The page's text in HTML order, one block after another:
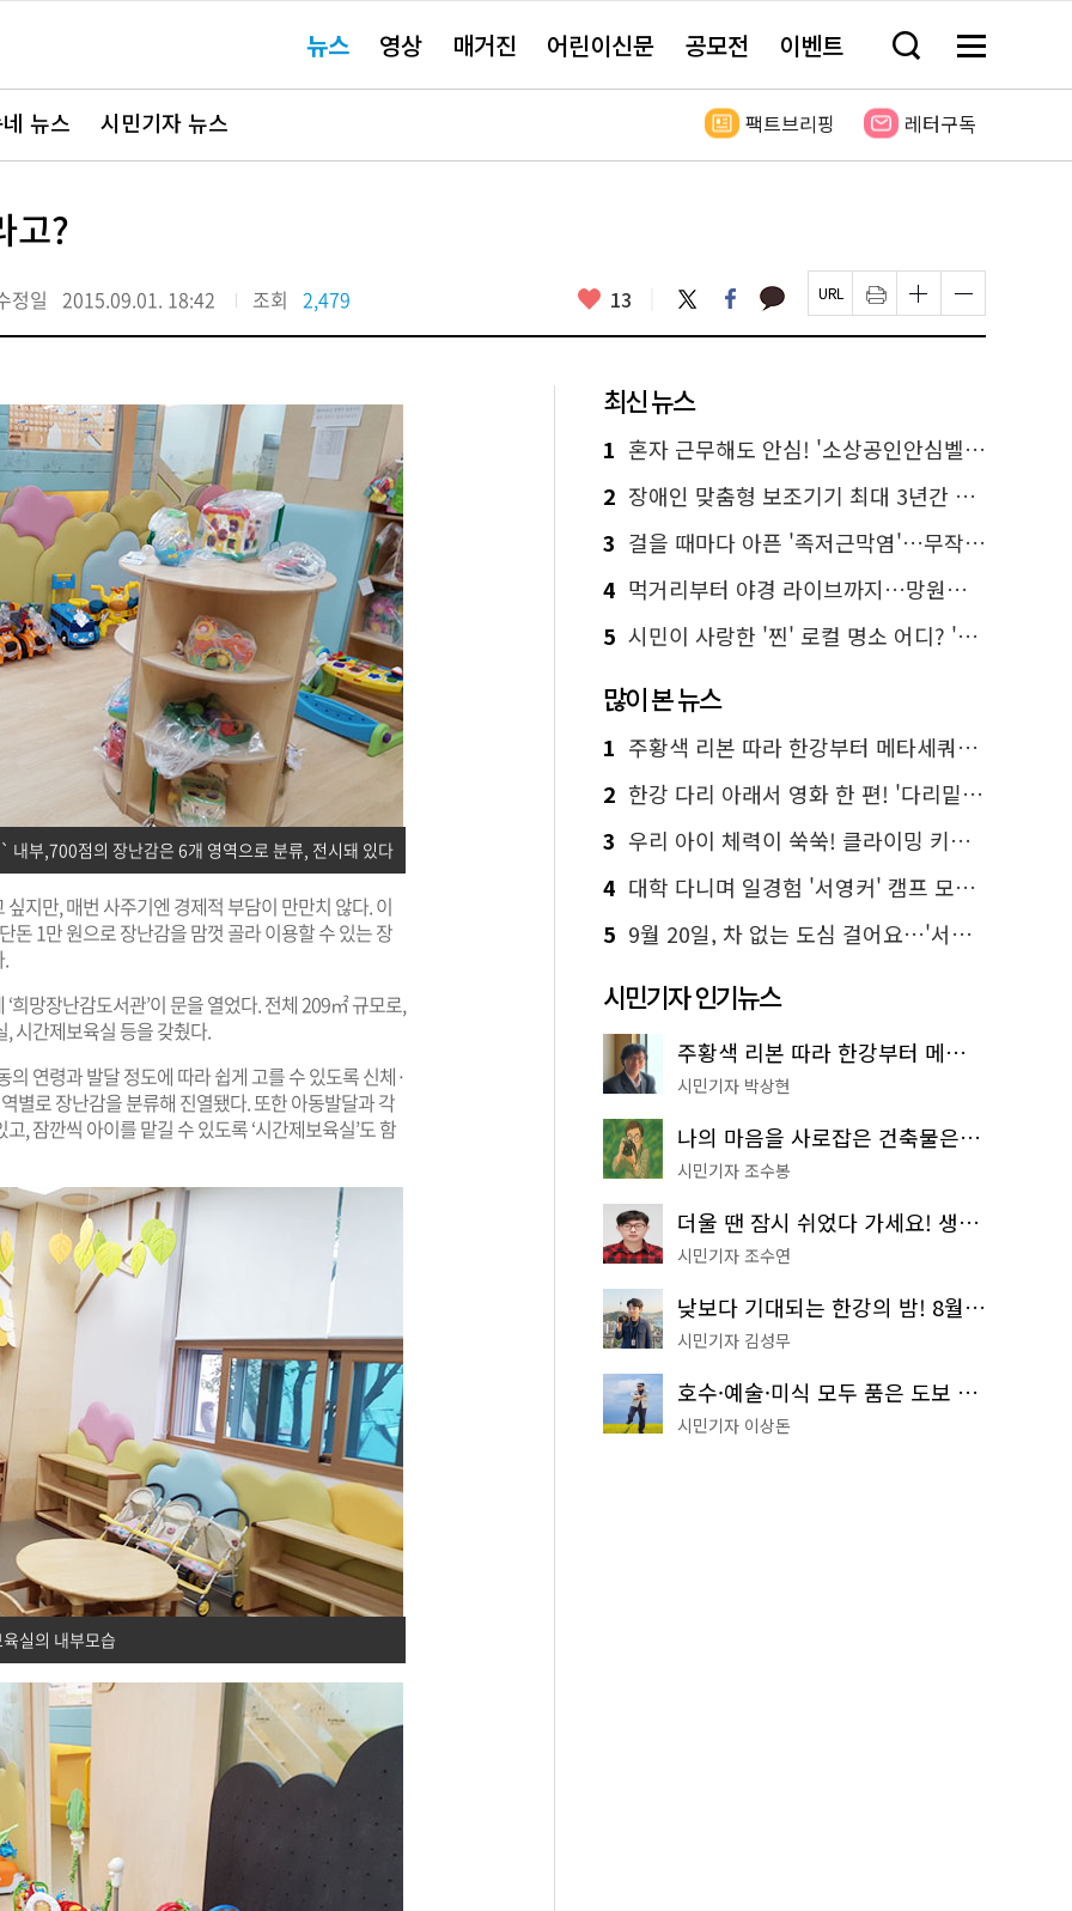
요뉴스 영상 매거진 어린이신문 공모전 이벤트 검
창
기
메
전
보
뉴스 시민기자 뉴스 팩트브리핑 레터구독
고?
정일 2015.09.01. 18:42 조회 2,479 좋
요
13 트
위
터
페
이
스
카
카 페
이
지
인
쇄
하
글
자
크
하
기
글
자
크
하
기
부,700점의 장난감은 6개 영역으로 분류, 전시돼 있다
지만, 매번 사주기엔 경제적 부담이 만만치 않다. 이
돈 1만 원으로 장난감을 맘껏 골라 이용할 수 있는 장
.
망장난감도서관’이 문을 열었다. 전체 209㎡ 규모로,
시간제보육실 등을 갖췄다.
연령과 발달 정도에 따라 쉽게 고를 수 있도록 신체·
별로 장난감을 분류해 진열됐다. 또한 아동발달과 각
, 잠깐씩 아이를 맡길 수 있도록 ‘시간제보육실’도 함
실의 내부모습
최신 뉴스
1 혼자 근무해도 안심! '소상공인안심벨' 신청하세요
2 장애인 맞춤형 보조기기 최대 3년간 무상 대여…삶의 질 높인다
3 걸을 때마다 아픈 '족저근막염'…무작정 참지 말고 '이것' 해보세요!
4 먹거리부터 야경 라이브까지…망원한강공원 알짜 코스
5 시민이 사랑한 '찐' 로컬 명소 어디? '서울에디션25' 추천 코스
많이 본 뉴스
1 주황색 리본 따라 한강부터 메타세쿼이아 숲길까지…서울둘레길 15코스
2 한강 다리 아래서 영화 한 편! '다리밑 영화관' 무료 상영
3 우리 아이 체력이 쑥쑥! 클라이밍 키즈카페·어린이 체력장
4 대학 다니며 일경험 '서영커' 캠프 모집…전액 무료
5 9월 20일, 차 없는 도심 걸어요…'서울 걷자 페스티벌' 선착순 5천명
시민기자 인기뉴스
주황색 리본 따라 한강부터 메타세쿼이아 숲길까지…서울둘레길 15코스
시민기자 박상현
나의 마음을 사로잡은 건축물은? '서울시 건축상' 수상작 공개!
시민기자 조수봉
더울 땐 잠시 쉬었다 가세요! 생수 냉장고부터 해피소·무더위쉼터까지
시민기자 조수연
낮보다 기대되는 한강의 밤! 8월 한정 무료 '한강 밤핑' 예약은?
시민기자 김성무
호수·예술·미식 모두 품은 도보 코스! 서울식물원~LG아트센터~마곡테라스거리
시민기자 이상돈